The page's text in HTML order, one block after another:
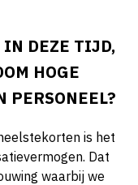
IN DEZE TIJD,
HOGE
PERSONEEL?
is het
Dat
waarbij we